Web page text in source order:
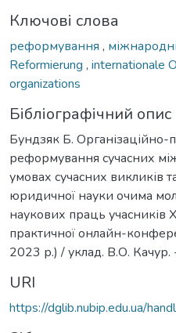
Ключові слова
реформування ,
Reformierung , internationale
organizations
Бібліографічний опис
Бундзяк Б. Організаційно-
реформування сучасних
умовах сучасних викликів
юридичної науки очима
наукових праць учасників
практичної онлайн-
2023 р.) / уклад. В.О.
URI
https://dglib.nubip.edu.ua/